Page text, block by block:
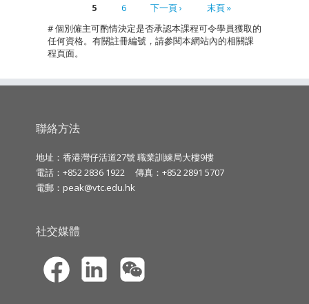
Pages
5
6 下一頁 ›
末頁 »
# 個別僱主可酌情決定是否承認本課程可令學員獲取的
任何資格。有關註冊編號，請參閱本網站內的相關課
程頁面。
聯絡方法
地址：香港灣仔活道27號 職業訓練局大樓9樓
電話：+852 2836 1922
傳真：+852 2891 5707
電郵： peak@vtc.edu.hk
社交媒體